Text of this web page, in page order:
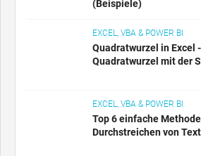
(Beispiele)
EXCEL, VBA & POWER BI
Quadratwurzel in Excel
Quadratwurzel mit der
Top 6 einfache
Durchstreichen von